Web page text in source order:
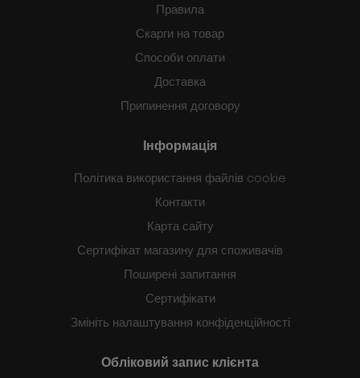
Правила
Скарги на товар
Способи оплати
Доставка
Припинення договору
Інформація
Політика використання файлів cookie
Контакти
Карта сайту
Сертифікат магазину для споживачів
Поширені запитання
Сертифікати
Змініть налаштування конфіденційності
Обліковий запис клієнта